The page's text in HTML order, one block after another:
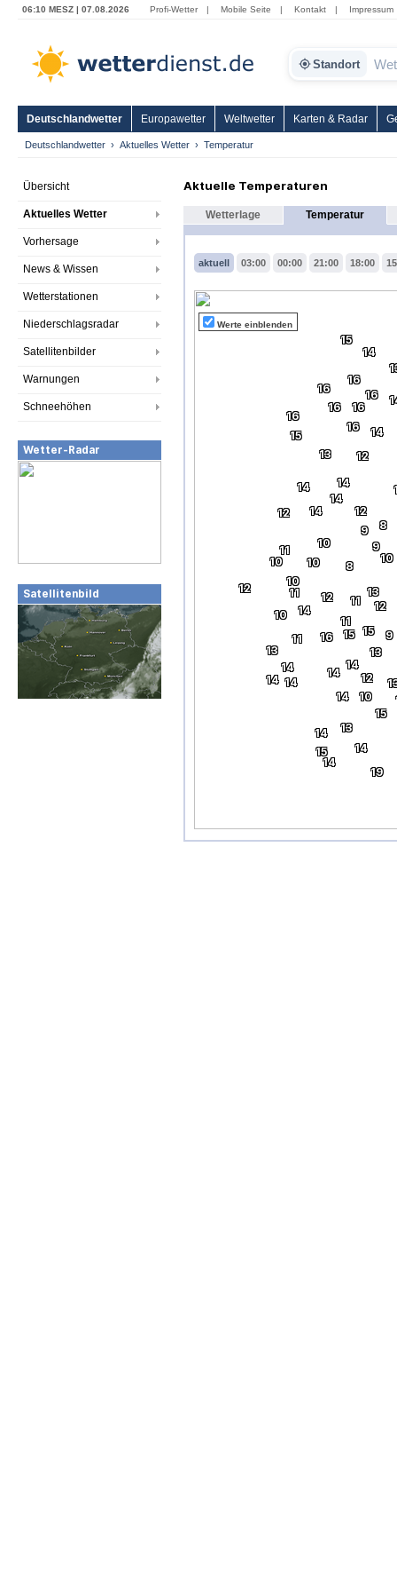
06:10 MESZ | 07.08.2026 Profi-Wetter | Mobile Seite | Kontakt | Impressum
Standort
Deutschlandwetter Europawetter Weltwetter Karten & Radar
Deutschlandwetter Aktuelles Wetter Temperatur
Übersicht
Aktuelles Wetter
Vorhersage
News & Wissen
Wetterstationen
Niederschlagsradar
Satellitenbilder
Warnungen
Schneehöhen
Wetter-Radar
Satellitenbild
Aktuelle Temperaturen
Wetterlage Temperatur
aktuell 03:00 00:00 21:00 18:00
Werte einblenden
12
12
14
14
14
11
12
16 14
16
14
10
16
15
11
14
15
15
13
13
16
11
11
16
12
8
11
14
10
19
14
14
16
14
9
15
10
8
14
12
13
10
14
13
9
16
10
15
14
14
12
16
10
15
14
13
12
9
14
10